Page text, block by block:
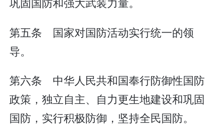
第五条 国家对国防活动实行统一的领
导。
第六条 中华人民共和国奉行防御性国防
政策，独立自主、自力更生地建设和巩固
国防，实行积极防御，坚持全民国防。